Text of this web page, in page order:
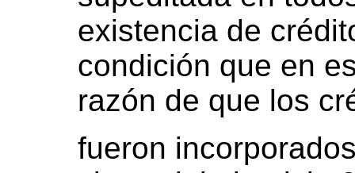
existencia de
condición que en
razón de que los
fueron